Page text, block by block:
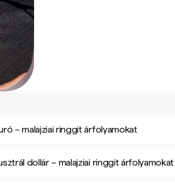
– malajziai ringgit árfolyamokat
dollár – malajziai ringgit árfolyamokat